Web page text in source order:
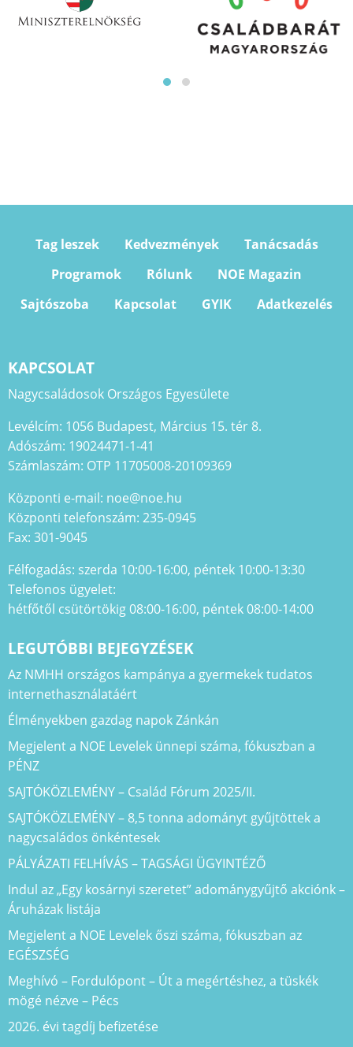
Tag leszek Kedvezmények
Tanácsadás
Programok
Rólunk
NOE Magazin
Sajtószoba
Kapcsolat GYIK Adatkezelés
KAPCSOLAT
Nagycsaládosok Országos Egyesülete
Levélcím: 1056 Budapest, Március 15. tér 8.
Adószám: 19024471-1-41
Számlaszám: OTP 11705008-20109369
Központi e-mail: noe@noe.hu
Központi telefonszám: 235-0945
Fax: 301-9045
Félfogadás: szerda 10:00-16:00, péntek 10:00-13:30
Telefonos ügyelet:
hétfőtől csütörtökig 08:00-16:00, péntek 08:00-14:00
LEGUTÓBBI BEJEGYZÉSEK
Az NMHH országos kampánya a gyermekek tudatos
internethasználatáért
Élményekben gazdag napok Zánkán
Megjelent a NOE Levelek ünnepi száma, fókuszban a
PÉNZ
SAJTÓKÖZLEMÉNY – Család Fórum 2025/II.
SAJTÓKÖZLEMÉNY – 8,5 tonna adományt gyűjtöttek a
nagycsaládos önkéntesek
PÁLYÁZATI FELHÍVÁS – TAGSÁGI ÜGYINTÉZŐ
Indul az „Egy kosárnyi szeretet” adománygyűjtő akciónk –
Áruházak listája
Megjelent a NOE Levelek őszi száma, fókuszban az
EGÉSZSÉG
Meghívó – Fordulópont – Út a megértéshez, a tüskék
mögé nézve – Pécs
2026. évi tagdíj befizetése